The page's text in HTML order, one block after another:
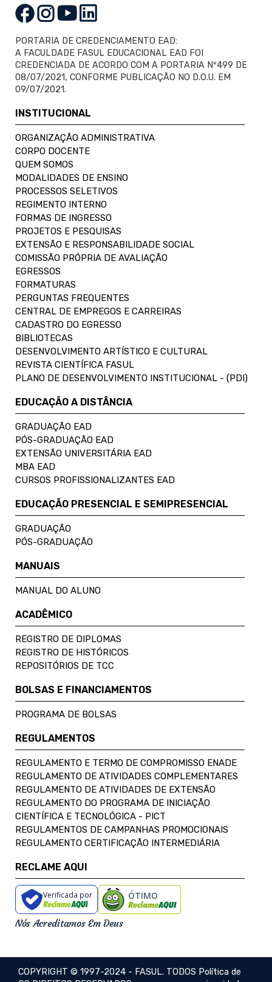
PORTARIA DE CREDENCIAMENTO EAD:
A FACULDADE FASUL EDUCACIONAL EAD FOI
CREDENCIADA DE ACORDO COM A PORTARIA Nº499 DE
08/07/2021, CONFORME PUBLICAÇÃO NO D.O.U. EM
09/07/2021.
INSTITUCIONAL
ORGANIZAÇÃO ADMINISTRATIVA
CORPO DOCENTE
QUEM SOMOS
MODALIDADES DE ENSINO
PROCESSOS SELETIVOS
REGIMENTO INTERNO
FORMAS DE INGRESSO
PROJETOS E PESQUISAS
EXTENSÃO E RESPONSABILIDADE SOCIAL
COMISSÃO PRÓPRIA DE AVALIAÇÃO
EGRESSOS
FORMATURAS
PERGUNTAS FREQUENTES
CENTRAL DE EMPREGOS E CARREIRAS
CADASTRO DO EGRESSO
BIBLIOTECAS
DESENVOLVIMENTO ARTÍSTICO E CULTURAL
REVISTA CIENTÍFICA FASUL
PLANO DE DESENVOLVIMENTO INSTITUCIONAL - (PDI)
EDUCAÇÃO A DISTÂNCIA
GRADUAÇÃO EAD
PÓS-GRADUAÇÃO EAD
EXTENSÃO UNIVERSITÁRIA EAD
MBA EAD
CURSOS PROFISSIONALIZANTES EAD
EDUCAÇÃO PRESENCIAL E SEMIPRESENCIAL
GRADUAÇÃO
PÓS-GRADUAÇÃO
MANUAIS
MANUAL DO ALUNO
ACADÊMICO
REGISTRO DE DIPLOMAS
REGISTRO DE HISTÓRICOS
REPOSITÓRIOS DE TCC
BOLSAS E FINANCIAMENTOS
PROGRAMA DE BOLSAS
REGULAMENTOS
REGULAMENTO E TERMO DE COMPROMISSO ENADE
REGULAMENTO DE ATIVIDADES COMPLEMENTARES
REGULAMENTO DE ATIVIDADES DE EXTENSÃO
REGULAMENTO DO PROGRAMA DE INICIAÇÃO
CIENTÍFICA E TECNOLÓGICA - PICT
REGULAMENTOS DE CAMPANHAS PROMOCIONAIS
REGULAMENTO CERTIFICAÇÃO INTERMEDIÁRIA
RECLAME AQUI
Verificada por ÓTIMO
Nós Acreditamos Em Deus
COPYRIGHT © 1997-2024 - FASUL. TODOS Política de